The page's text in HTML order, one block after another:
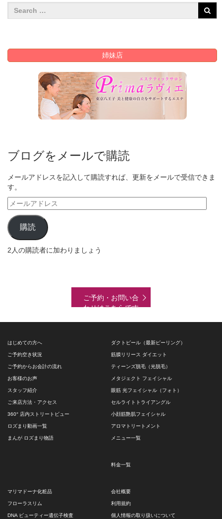
姉妹店
ブログをメールで購読
メールアドレスを記入して購読すれば、更新をメールで受信できま
す。
メ
ー
ル
ア
ド
レ
購読
2人の購読者に加わりましょう
ご予約・お問い合
わせはこちらです
はじめての方へ
ご予約空き状況
ご予約からお会計の流れ
お客様のお声
スタッフ紹介
ご来店方法・アクセス
360° 店内ストリートビュー
ロズまり動画一覧
まんが ロズまり物語
ダクトピール（最新ピーリング）
筋膜リリース ダイエット
ティーンズ脱毛（光脱毛）
メタジェクト フェイシャル
眼筋 光フェイシャル（フォト）
セルライトトライアングル
小顔筋艶肌フェイシャル
アロマトリートメント
メニュー一覧
料金一覧
マリマドーナ化粧品
フローラスリム
DNA ビューティー遺伝子検査
会社概要
利用規約
個人情報の取り扱いについて